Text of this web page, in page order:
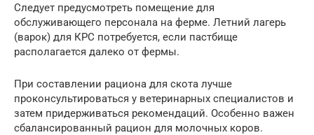
Следует предусмотреть помещение для
обслуживающего персонала на ферме. Летний лагерь
(варок) для КРС потребуется, если пастбище
располагается далеко от фермы.
При составлении рациона для скота лучше
проконсультироваться у ветеринарных специалистов и
затем придерживаться рекомендаций. Особенно важен
сбалансированный рацион для молочных коров.